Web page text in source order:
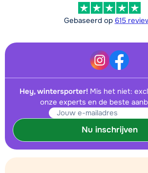
Gebaseerd op 615
Hey, wintersporter! Mis het niet:
onze experts en de beste
Nu inschrijven